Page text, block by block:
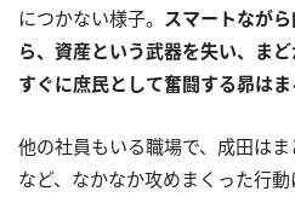
につかない様子。 スマートなが
ら、資産という武器を失い、ま
すぐに庶民として奮闘する昴はま
他の社員もいる職場で、成田は
など、なかなか攻めまくった行